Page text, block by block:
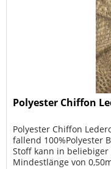
Polyester Chiffon
Polyester Chiffon
fallend 100%Polyester
Stoff kann in
Mindestlänge von